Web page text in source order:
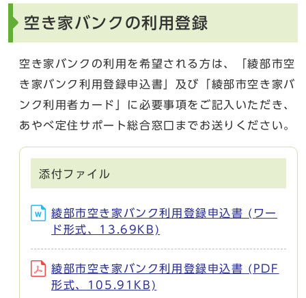
空き家バンクの利用登録
空き家バンクの利用を希望される方は、「綾部市空
き家バンク利用登録申込書」及び「綾部市空き家バ
ンク利用者カード」に必要事項をご記入いただき、
あやべ定住サポート総合窓口までお送りください。
添付ファイル
綾部市空き家バンク利用登録申込書 (ワー
ド形式、13.69KB)
綾部市空き家バンク利用登録申込書 (PDF
形式、105.91KB)